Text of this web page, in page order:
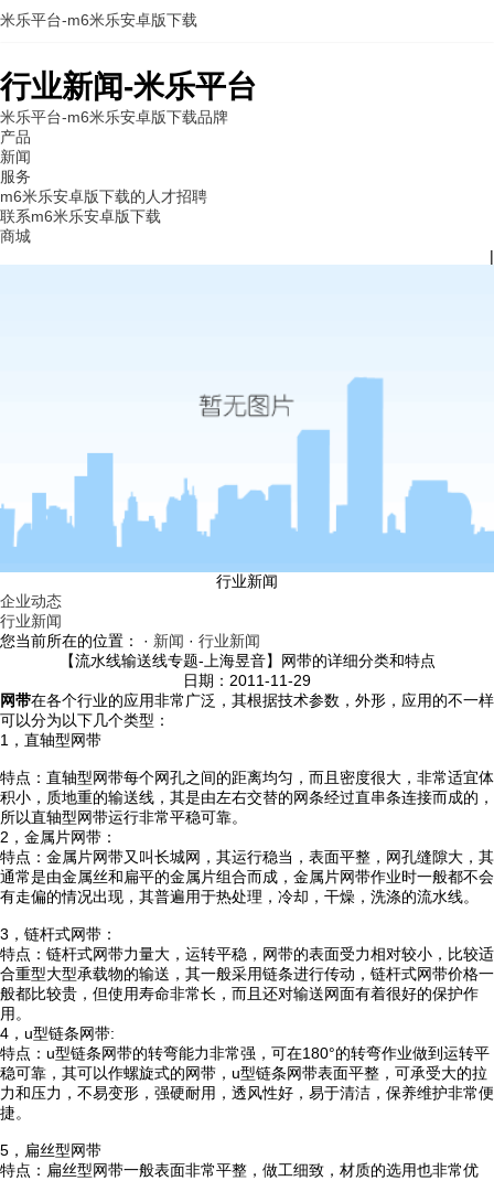
行业新闻-米乐平台
米乐平台-m6米乐安卓版下载品牌
产品
新闻
服务
m6米乐安卓版下载的人才招聘
联系m6米乐安卓版下载
商城
|
米乐平台-m6米乐安卓版下载
行业新闻
企业动态
行业新闻
您当前所在的位置： · 新闻 · 行业新闻
【流水线输送线专题-上海昱音】网带的详细分类和特点
日期：2011-11-29
网带在各个行业的应用非常广泛，其根据技术参数，外形，应用的不一样
可以分为以下几个类型：
1，直轴型网带
特点：直轴型网带每个网孔之间的距离均匀，而且密度很大，非常适宜体
积小，质地重的输送线，其是由左右交替的网条经过直串条连接而成的，
所以直轴型网带运行非常平稳可靠。
2，金属片网带：
特点：金属片网带又叫长城网，其运行稳当，表面平整，网孔缝隙大，其
通常是由金属丝和扁平的金属片组合而成，金属片网带作业时一般都不会
有走偏的情况出现，其普遍用于热处理，冷却，干燥，洗涤的流水线。
3，链杆式网带：
特点：链杆式网带力量大，运转平稳，网带的表面受力相对较小，比较适
合重型大型承载物的输送，其一般采用链条进行传动，链杆式网带价格一
般都比较贵，但使用寿命非常长，而且还对输送网面有着很好的保护作
用。
4，u型链条网带:
特点：u型链条网带的转弯能力非常强，可在180°的转弯作业做到运转平
稳可靠，其可以作螺旋式的网带，u型链条网带表面平整，可承受大的拉
力和压力，不易变形，强硬耐用，透风性好，易于清洁，保养维护非常便
捷。
5，扁丝型网带
特点：扁丝型网带一般表面非常平整，做工细致，材质的选用也非常优